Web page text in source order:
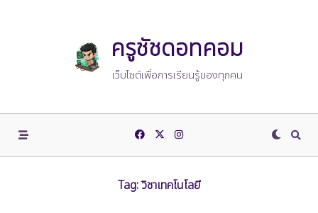
ครูชัชดอทคอม
เว็บไซต์เพื่อการเรียนรู้ของทุกคน
Tag:วิชาเทคโนโลยี